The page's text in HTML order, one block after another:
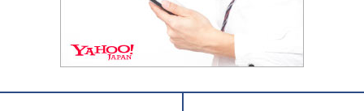
長崎県 熊本県
鹿児島県 沖縄県
教育ジャーナリストが徹底解説！ 大学受験の羅